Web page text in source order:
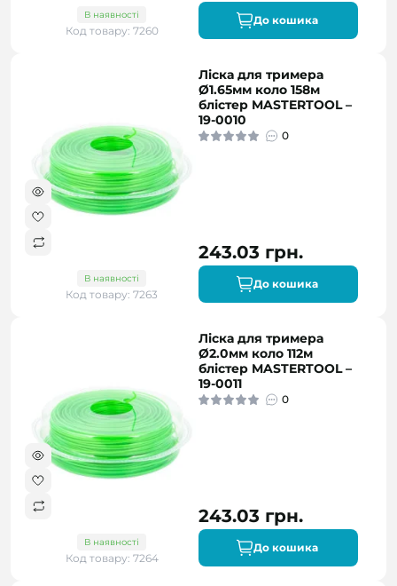
В наявності
Код товару: 7260
До кошика
В наявності
Код товару: 7263
Ліска для тримера
Ø1.65мм коло 158м
блістер MASTERTOOL –
19-0010
0
243.03 грн.
До кошика
В наявності
Код товару: 7264
Ліска для тримера
Ø2.0мм коло 112м
блістер MASTERTOOL –
19-0011
0
243.03 грн.
До кошика